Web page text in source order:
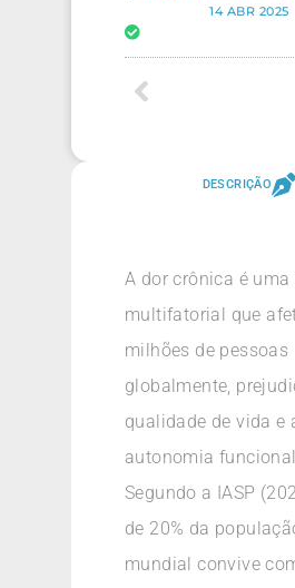
14 ABR 2025
DESCRIÇÃO
A dor crônica é
multifatorial que
milhões de pessoas
globalmente,
qualidade de vida e
autonomia
Segundo a IASP
de 20% da
mundial convive